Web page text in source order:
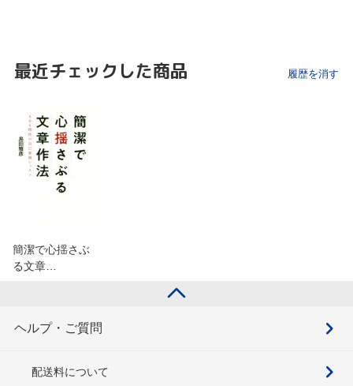
最近チェックした商品 履歴を消す
簡潔で心揺さぶ
る文章…
ヘルプ・ご質問
配送料について